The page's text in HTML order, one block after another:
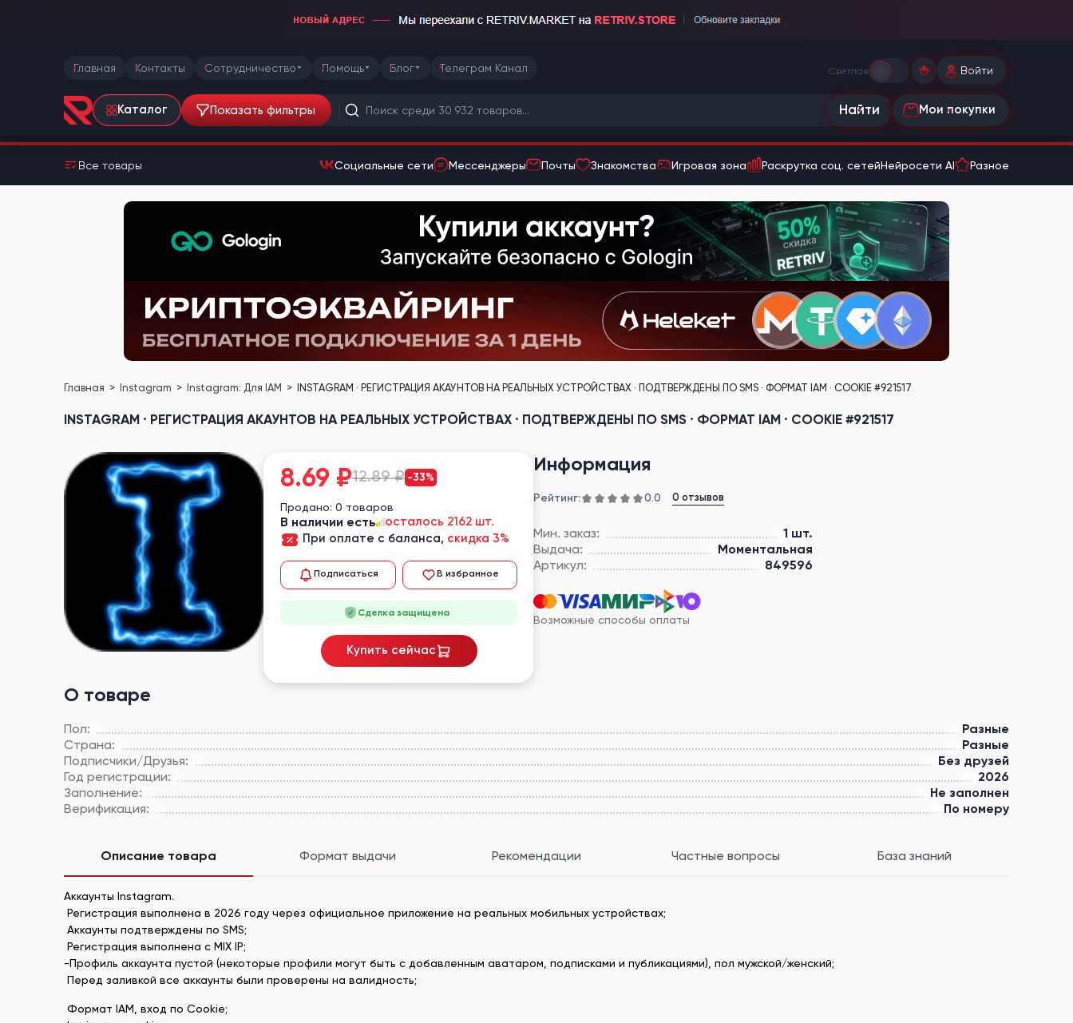
Главная Контакты Сотрудничество Помощь Блог Телеграм Канал Светлая Войти
Каталог Показать фильтры Найти Мои покупки
Все товары Социальные сети Мессенджеры Почты Знакомства Игровая зона Раскрутка соц. сетейНейросети AI Разное
Главная Instagram Instagram: Для IAM INSTAGRAM · РЕГИСТРАЦИЯ АКАУНТОВ НА РЕАЛЬНЫХ УСТРОЙСТВАХ · ПОДТВЕРЖДЕНЫ ПО SMS · ФОРМАТ IAM · COOKIE #921517
INSTAGRAM · РЕГИСТРАЦИЯ АКАУНТОВ НА РЕАЛЬНЫХ УСТРОЙСТВАХ · ПОДТВЕРЖДЕНЫ ПО SMS · ФОРМАТ IAM · COOKIE #921517
Информация
Рейтинг: 0.0 0 отзывов
Мин. заказ:
1 шт.
Выдача:
Моментальная
Артикул:
849596
Возможные способы оплаты
О товаре
Пол:
Разные
Страна:
Разные
Подписчики/Друзья:
Без друзей
Год регистрации:
2026
Заполнение:
Не заполнен
Верификация:
По номеру
8.69 ₽12.89 ₽ -33%
Продано: 0 товаров
В наличии есть
осталось 2162 шт.
При оплате с баланса, скидка 3%
Подписаться В избранное
Сделка защищена
Купить сейчас
Описание товара Формат выдачи Рекомендации Частные вопросы База знаний
Аккаунты Instagram.
Регистрация выполнена в 2026 году через официальное приложение на реальных мобильных устройствах;
Аккаунты подтверждены по SMS;
Регистрация выполнена с MIX IP;
-Профиль аккаунта пустой (некоторые профили могут быть с добавленным аватаром, подписками и публикациями), пол мужской/женский;
Перед заливкой все аккаунты были проверены на валидность;
Формат IAM, вход по Cookie;